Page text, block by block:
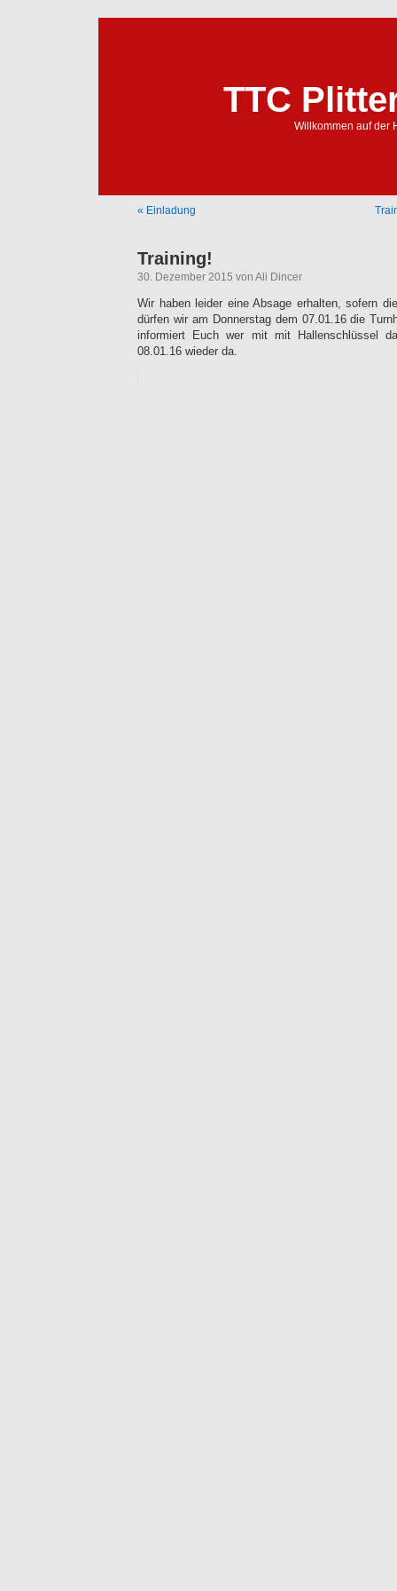
TTC
Willkommen auf der
« Einladung
Training!
30. Dezember 2015 von Ali Dincer
Wir haben leider eine Absage erhalten, sofern
dürfen wir am Donnerstag dem 07.01.16 die
informiert Euch wer mit mit Hallenschlüssel
08.01.16 wieder da.